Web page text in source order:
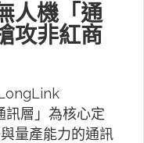
人機「通
攻非紅商
層」為核心定
量產能力的通訊